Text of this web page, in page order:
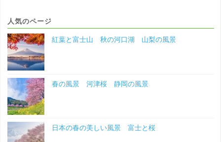
人気のページ
紅葉と富士山 秋の河口湖 山梨の風景
春の風景 河津桜 静岡の風景
日本の春の美しい風景 富士と桜